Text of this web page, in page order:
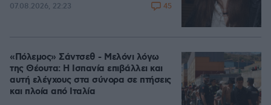
07.08.2026, 22:23 45
«Πόλεμος» Σάντσεθ - Μελόνι λόγω
της Θέουτα: Η Ισπανία επιβάλλει και
αυτή ελέγχους στα σύνορα σε πτήσεις
και πλοία από Ιταλία